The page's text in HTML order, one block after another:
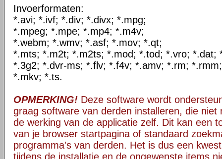
Invoerformaten:
*.avi; *.ivf; *.div; *.divx; *.mpg;
*.mpeg; *.mpe; *.mp4; *.m4v;
*.webm; *.wmv; *.asf; *.mov; *.qt;
*.mts; *.m2t; *.m2ts; *.mod; *.tod; *.vro; *.dat;
*.3g2; *.dvr-ms; *.flv; *.f4v; *.amv; *.rm;
*.mkv; *.ts.
OPMERKING! Deze software wordt
graag software van derden installeren, die niet
de werking van de applicatie zelf. Dit kan een
van je browser startpagina of standaard
programma's van derden. Het is dus een
tijdens de installatie en de ongewenste items